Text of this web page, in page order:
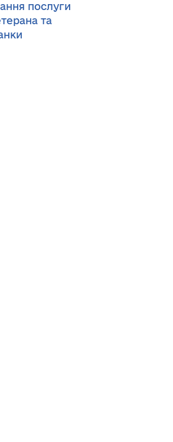
послуги
та